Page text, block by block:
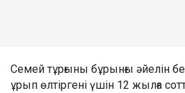
Семей тұрғыны бұрынғы әйелін
ұрып өлтіргені үшін 12 жылға